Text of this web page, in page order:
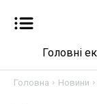
Головні
Головна Новини